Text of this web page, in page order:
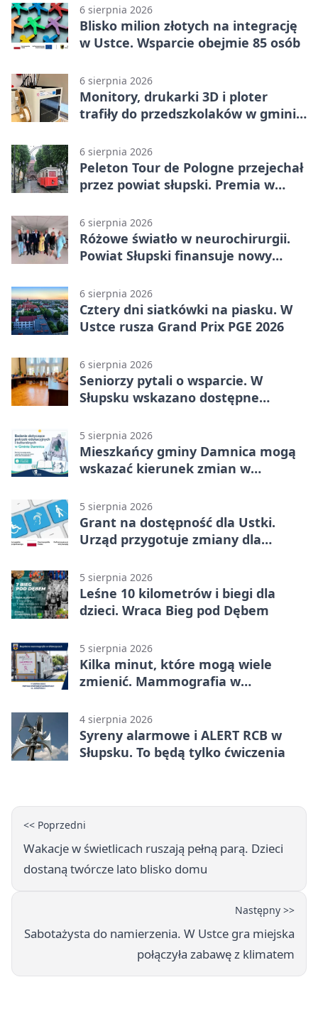
6 sierpnia 2026
Blisko milion złotych na integrację
w Ustce. Wsparcie obejmie 85 osób
6 sierpnia 2026
Monitory, drukarki 3D i ploter
trafiły do przedszkolaków w gminie
6 sierpnia 2026
Peleton Tour de Pologne przejechał
przez powiat słupski. Premia w
6 sierpnia 2026
Różowe światło w neurochirurgii.
Powiat Słupski finansuje nowy
6 sierpnia 2026
Cztery dni siatkówki na piasku. W
Ustce rusza Grand Prix PGE 2026
6 sierpnia 2026
Seniorzy pytali o wsparcie. W
Słupsku wskazano dostępne
5 sierpnia 2026
Mieszkańcy gminy Damnica mogą
wskazać kierunek zmian w
5 sierpnia 2026
Grant na dostępność dla Ustki.
Urząd przygotuje zmiany dla
5 sierpnia 2026
Leśne 10 kilometrów i biegi dla
dzieci. Wraca Bieg pod Dębem
5 sierpnia 2026
Kilka minut, które mogą wiele
zmienić. Mammografia w
4 sierpnia 2026
Syreny alarmowe i ALERT RCB w
Słupsku. To będą tylko ćwiczenia
<< Poprzedni
Wakacje w świetlicach ruszają pełną parą. Dzieci
dostaną twórcze lato blisko domu
Następny >>
Sabotażysta do namierzenia. W Ustce gra miejska
połączyła zabawę z klimatem